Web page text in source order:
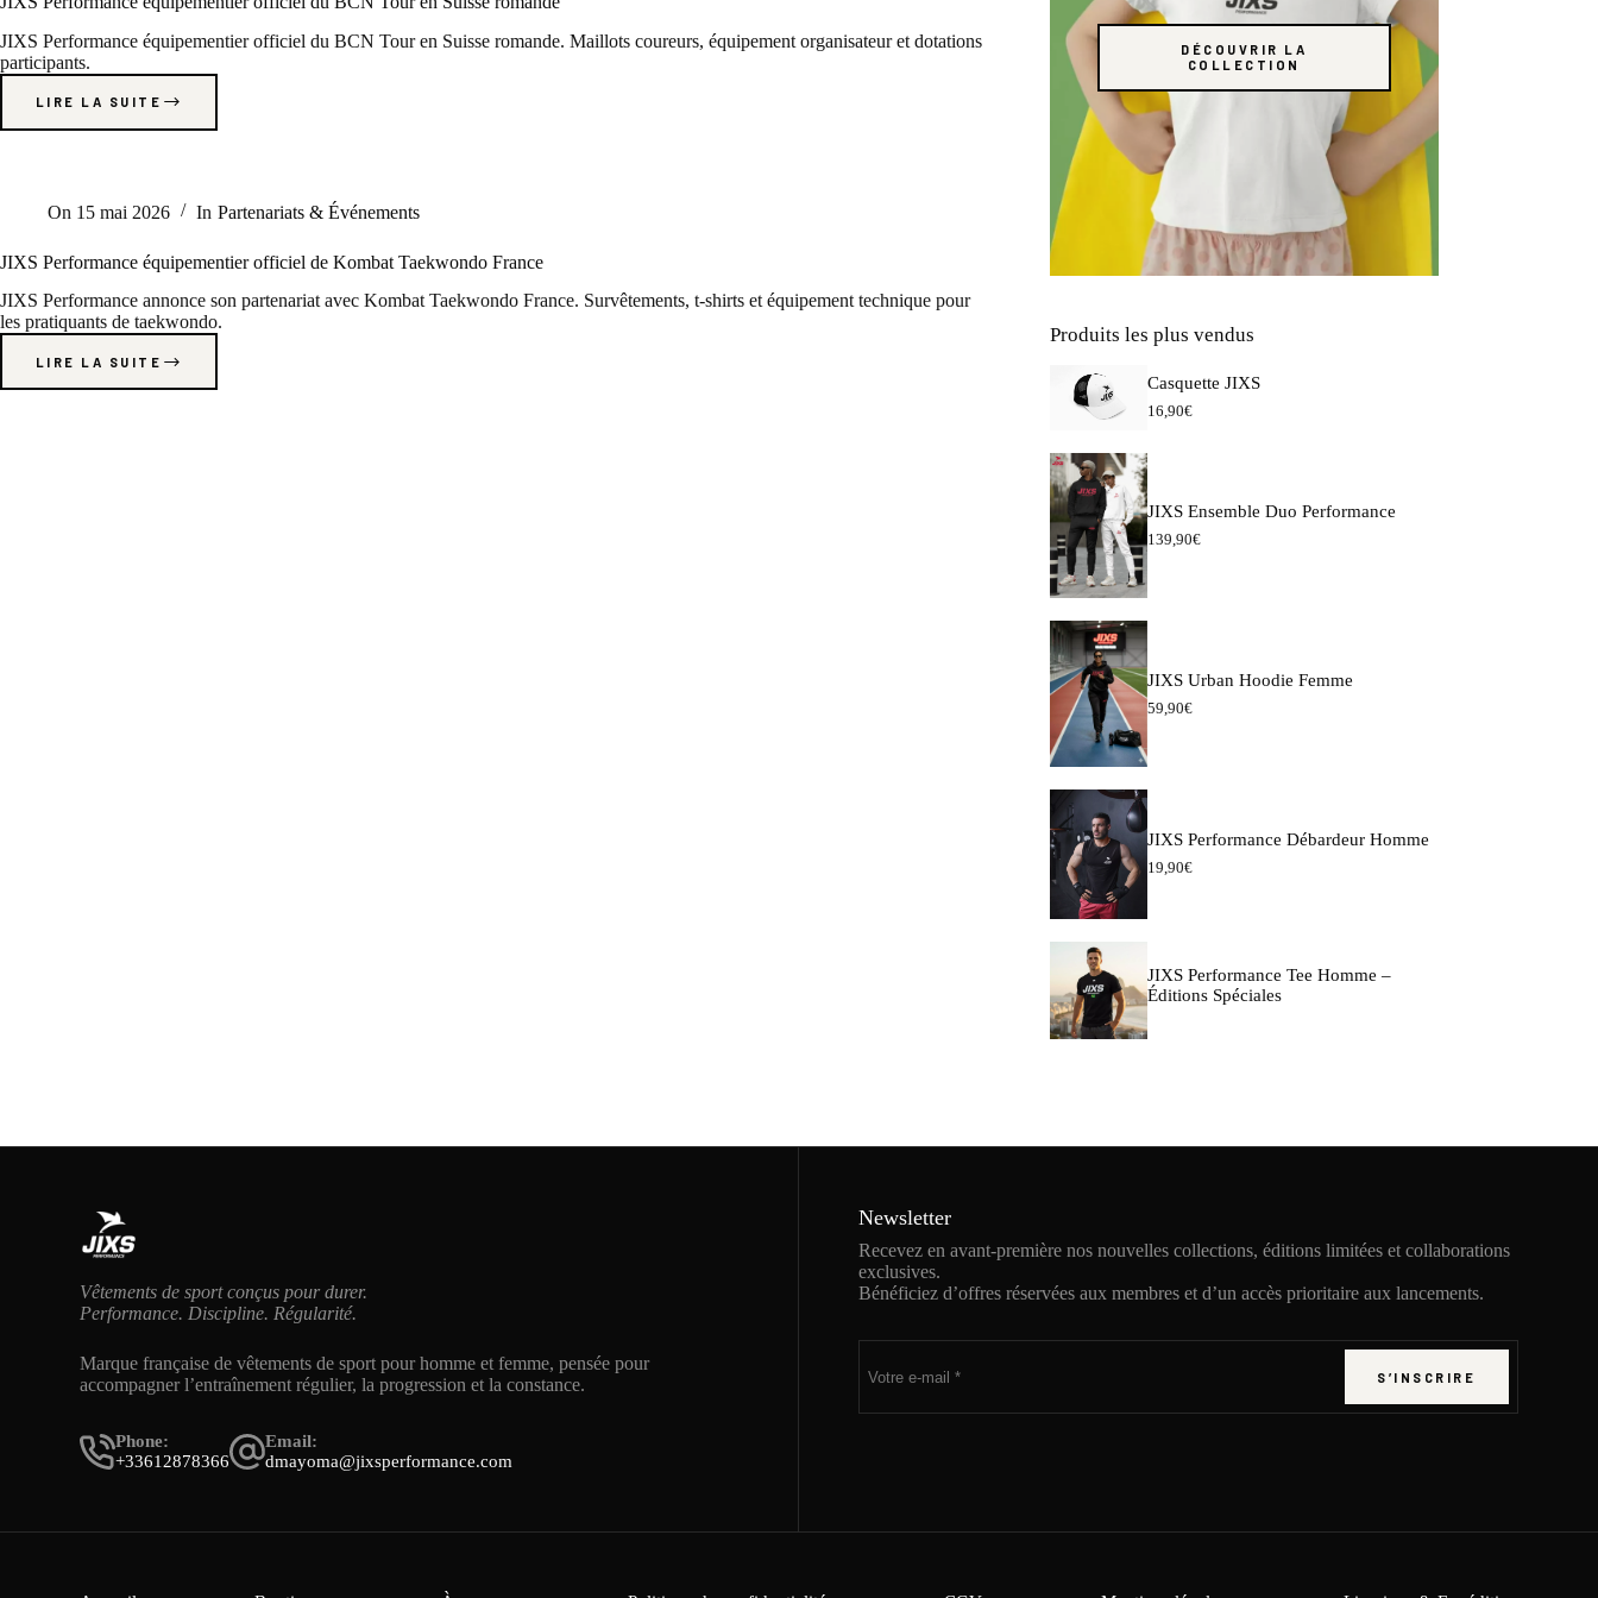
JIXS Performance équipementier officiel du BCN Tour en Suisse romande. Maillots coureurs, équipement organisateur et dotations
participants.
LIRE LA SUITE
On 15 mai 2026 In Partenariats & Événements
JIXS Performance équipementier officiel de Kombat Taekwondo France
JIXS Performance annonce son partenariat avec Kombat Taekwondo France. Survêtements, t-shirts et équipement technique pour
les pratiquants de taekwondo.
LIRE LA SUITE
DÉCOUVRIR LA
COLLECTION
Produits les plus vendus
Casquette JIXS
16,90€
JIXS Ensemble Duo Performance
139,90€
JIXS Urban Hoodie Femme
59,90€
JIXS Performance Débardeur Homme
19,90€
JIXS Performance Tee Homme –
Éditions Spéciales
Vêtements de sport conçus pour durer.
Performance. Discipline. Régularité.
Marque française de vêtements de sport pour homme et femme, pensée pour
accompagner l’entraînement régulier, la progression et la constance.
Phone:
+33612878366
Email:
dmayoma@jixsperformance.com
Newsletter
Recevez en avant-première nos nouvelles collections, éditions limitées et collaborations
exclusives.
Bénéficiez d’offres réservées aux membres et d’un accès prioritaire aux lancements.
S’INSCRIRE